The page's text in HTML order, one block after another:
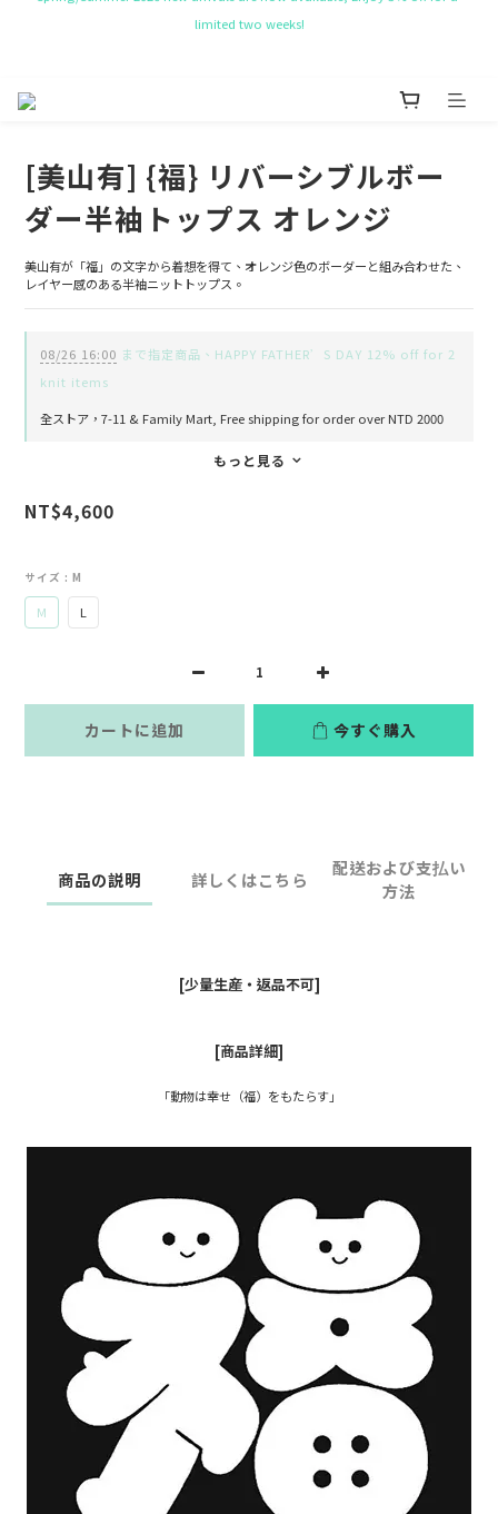
NT$ 50 Coupon for New membership
[美山有] {福} リバーシブルボー
ダー半袖トップス オレンジ
美山有が「福」の文字から着想を得て、オレンジ色のボーダーと組み合わせた、
レイヤー感のある半袖ニットトップス。
08/26 16:00 まで指定商品、HAPPY FATHER’S DAY 12% off for 2
knit items
全ストア，7-11 & Family Mart, Free shipping for order over NTD 2000
もっと見る
NT$4,600
サイズ : M
M L
カートに追加 今すぐ購入
商品の説明 詳しくはこちら
配送および支払い
方法
[少量生産・返品不可]
[商品詳細]
「動物は幸せ（福）をもたらす」